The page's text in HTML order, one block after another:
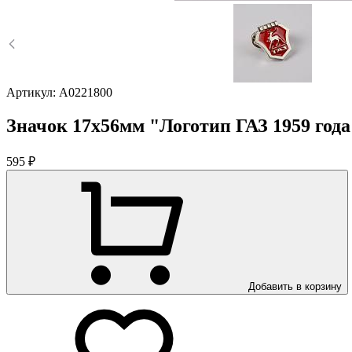
Артикул: A0221800
Значок 17х56мм "Логотип ГАЗ 1959
595 ₽
Добавить в корзину